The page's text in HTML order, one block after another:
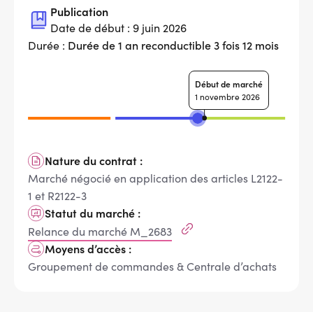
Publication
Date de début : 9 juin 2026
Durée : Durée de 1 an reconductible 3 fois 12 mois
Début de marché
1 novembre 2026
Nature du contrat :
Marché négocié en application des articles L2122-
1 et R2122-3
Statut du marché :
Relance du marché M_2683
Moyens d’accès :
Groupement de commandes & Centrale d’achats